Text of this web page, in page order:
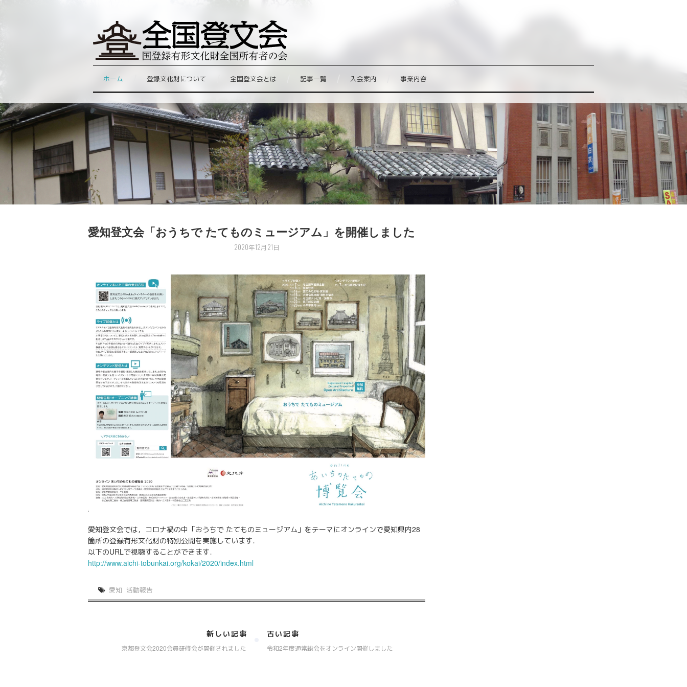
ホーム 登録文化財について 全国登文会とは 記事一覧 入会案内 事業内容
愛知登文会「おうちで たてものミュージアム」を開催しました
2020年12月21日
愛知登文会では，コロナ禍の中「おうちで たてものミュージアム」をテーマにオンラインで愛知県内28
箇所の登録有形文化財の特別公開を実施しています．
以下のURLで視聴することができます．
http://www.aichi-tobunkai.org/kokai/2020/index.html
愛知 活動報告
新しい記事
京都登文会2020会員研修会が開催されました
古い記事
令和2年度通常総会をオンライン開催しました